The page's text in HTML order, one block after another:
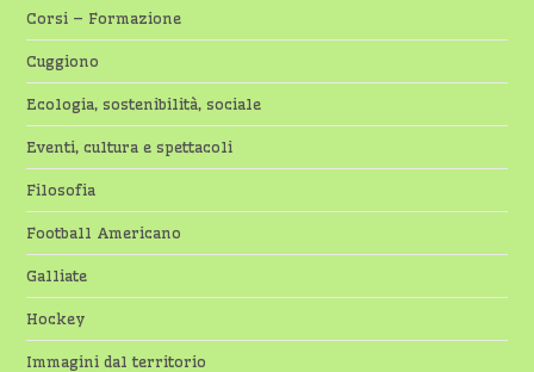
Corsi – Formazione
Cuggiono
Ecologia, sostenibilità, sociale
Eventi, cultura e spettacoli
Filosofia
Football Americano
Galliate
Hockey
Immagini dal territorio